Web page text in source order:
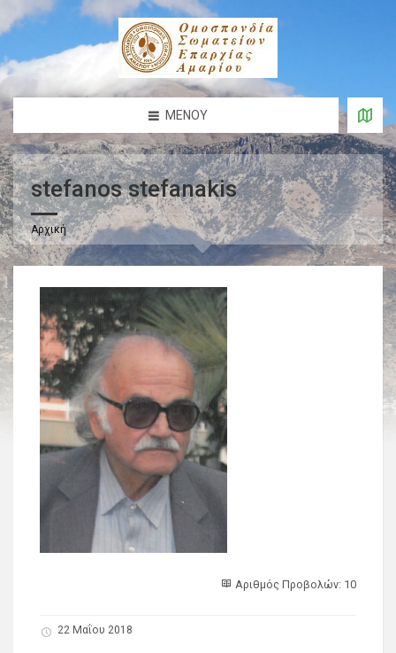
ΜΕΝΟΎ
stefanos stefanakis
Αρχική
Αριθμός Προβολών: 10
22 Μαΐου 2018